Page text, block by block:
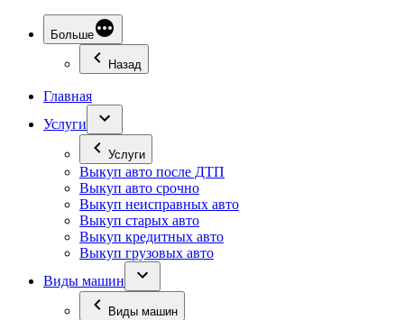
Больше
Назад
Главная
Услуги
Услуги
Выкуп авто после ДТП
Выкуп авто срочно
Выкуп неисправных авто
Выкуп старых авто
Выкуп кредитных авто
Выкуп грузовых авто
Виды машин
Виды машин